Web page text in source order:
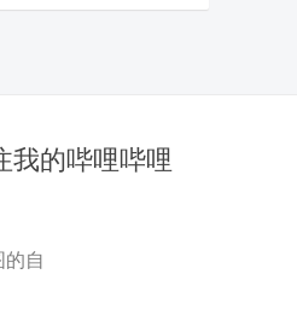
我的哔哩哔哩
自